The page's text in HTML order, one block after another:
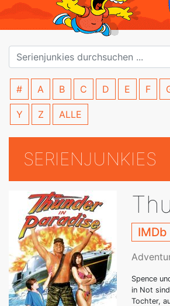
# A B C D E F
Y Z ALLE
SERIENJUNKIES
IMDb
Spence
in Not
Tochter,